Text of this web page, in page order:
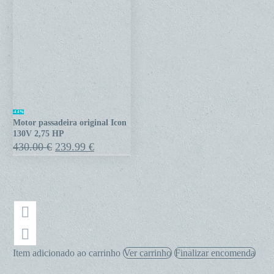
Motor
passadeira
original
Icon
HP
-44%
Motor passadeira original Icon
130V 2,75 HP
430.00€ O
preço
239.99 €O
preço
Item adicionado ao carrinho Ver carrinho Finalizar encomenda